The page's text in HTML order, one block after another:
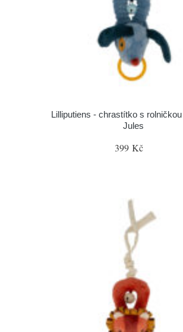
Lilliputiens - chrastítko s
Jules
399 Kč